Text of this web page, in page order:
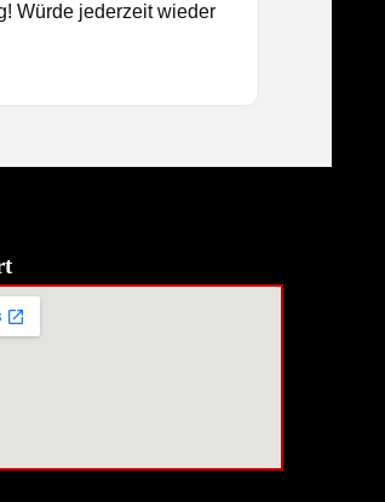
Würde jederzeit wieder